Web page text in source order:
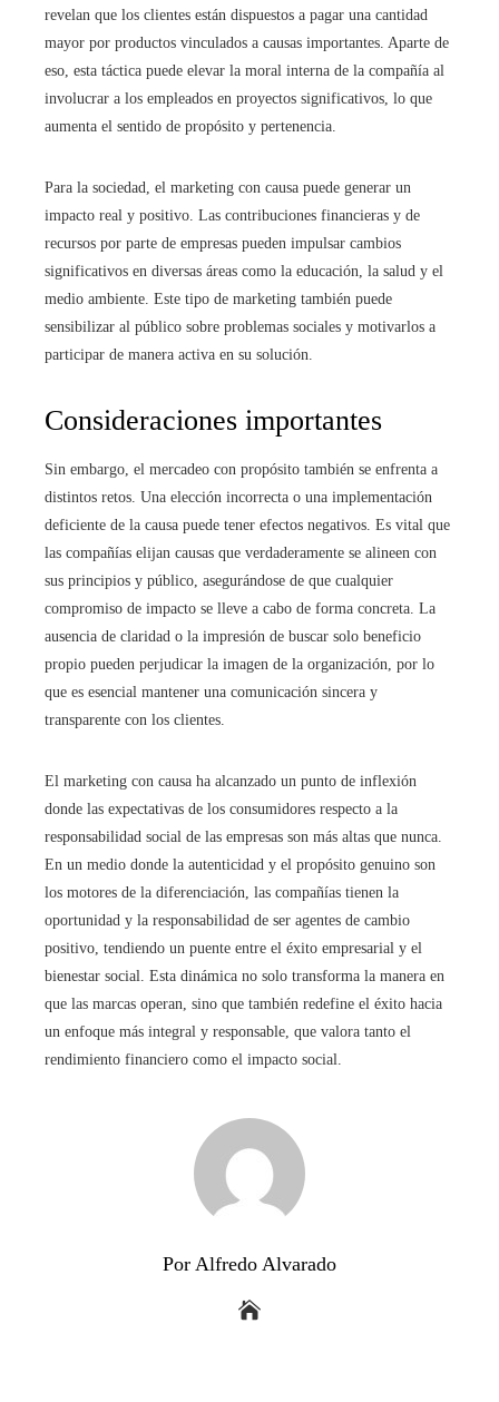
revelan que los clientes están dispuestos a pagar una cantidad
mayor por productos vinculados a causas importantes. Aparte de
eso, esta táctica puede elevar la moral interna de la compañía al
involucrar a los empleados en proyectos significativos, lo que
aumenta el sentido de propósito y pertenencia.
Para la sociedad, el marketing con causa puede generar un
impacto real y positivo. Las contribuciones financieras y de
recursos por parte de empresas pueden impulsar cambios
significativos en diversas áreas como la educación, la salud y el
medio ambiente. Este tipo de marketing también puede
sensibilizar al público sobre problemas sociales y motivarlos a
participar de manera activa en su solución.
Consideraciones importantes
Sin embargo, el mercadeo con propósito también se enfrenta a
distintos retos. Una elección incorrecta o una implementación
deficiente de la causa puede tener efectos negativos. Es vital que
las compañías elijan causas que verdaderamente se alineen con
sus principios y público, asegurándose de que cualquier
compromiso de impacto se lleve a cabo de forma concreta. La
ausencia de claridad o la impresión de buscar solo beneficio
propio pueden perjudicar la imagen de la organización, por lo
que es esencial mantener una comunicación sincera y
transparente con los clientes.
El marketing con causa ha alcanzado un punto de inflexión
donde las expectativas de los consumidores respecto a la
responsabilidad social de las empresas son más altas que nunca.
En un medio donde la autenticidad y el propósito genuino son
los motores de la diferenciación, las compañías tienen la
oportunidad y la responsabilidad de ser agentes de cambio
positivo, tendiendo un puente entre el éxito empresarial y el
bienestar social. Esta dinámica no solo transforma la manera en
que las marcas operan, sino que también redefine el éxito hacia
un enfoque más integral y responsable, que valora tanto el
rendimiento financiero como el impacto social.
Por Alfredo Alvarado